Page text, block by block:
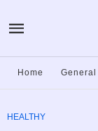
Home General
HEALTHY